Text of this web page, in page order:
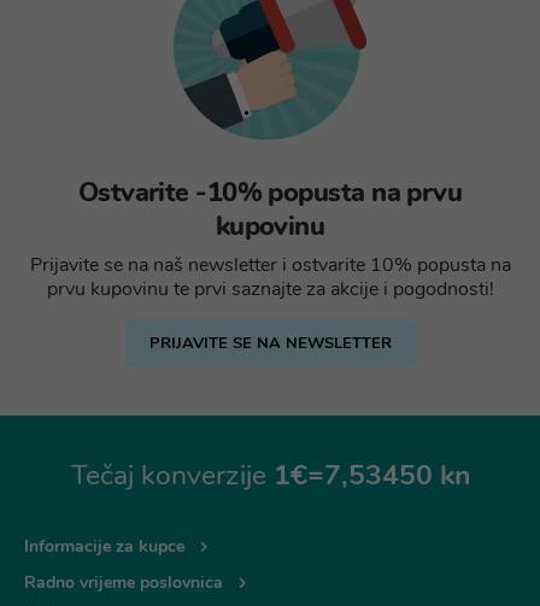
Ostvarite -10% popusta na prvu
kupovinu
Prijavite se na naš newsletter i ostvarite 10% popusta na
prvu kupovinu te prvi saznajte za akcije i pogodnosti!
PRIJAVITE SE NA NEWSLETTER
Tečaj konverzije 1€=7,53450 kn
Informacije za kupce
Radno vrijeme poslovnica